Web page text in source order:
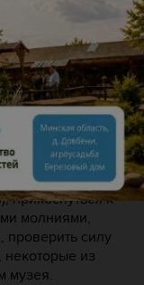
гвоздя,
комнате
пианино и
В лазерном
точки в
комнате у
падают и не
посетители
почувствовать
прикоснуться к
молниями,
проверить силу
некоторые из
музея.